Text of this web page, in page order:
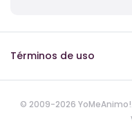
Términos de uso
© 2009-2026